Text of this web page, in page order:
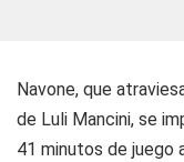
Navone, que
de Luli Mancini, se
41 minutos de juego